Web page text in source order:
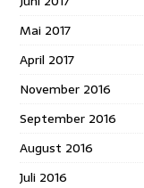
Mai 2017
April 2017
November 2016
September 2016
August 2016
Juli 2016